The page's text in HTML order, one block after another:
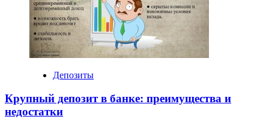
Депозиты
Крупный депозит в банке: преимущества и
недостатки